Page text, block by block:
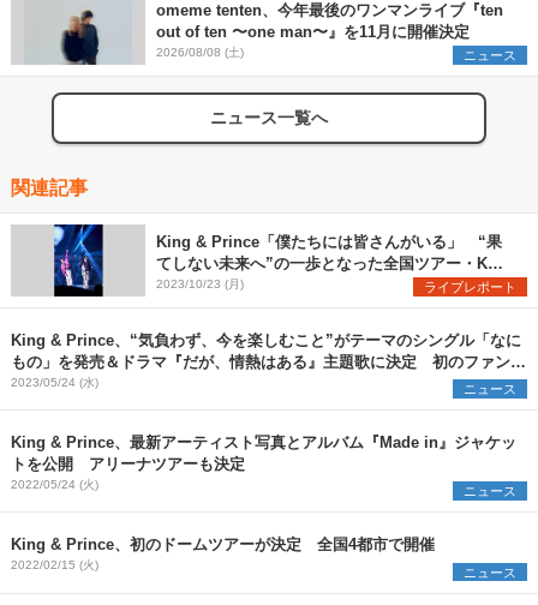
omeme tenten、今年最後のワンマンライブ『ten
out of ten 〜one man〜』を11月に開催決定
2026/08/08 (土) ニュース
ニュース一覧へ
関連記事
King & Prince「僕たちには皆さんがいる」 “果
てしない未来へ”の一歩となった全国ツアー・Kア
リーナ横浜公演をレポート
2023/10/23 (月) ライブレポート
King & Prince、“気負わず、今を楽しむこと”がテーマのシングル「なに
もの」を発売＆ドラマ『だが、情熱はある』主題歌に決定 初のファンミ
ーティングも開催
2023/05/24 (水) ニュース
King & Prince、最新アーティスト写真とアルバム『Made in』ジャケッ
トを公開 アリーナツアーも決定
2022/05/24 (火) ニュース
King & Prince、初のドームツアーが決定 全国4都市で開催
2022/02/15 (火) ニュース